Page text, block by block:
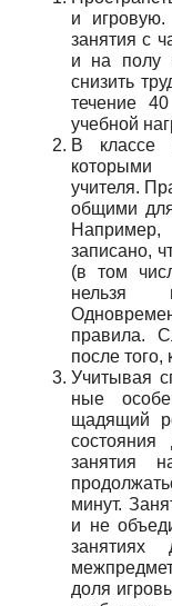
и игровую.
занятия с
и на полу
снизить
течение
учебной
В классе
учителя.
общими
записано,
(в том
нельзя
правила.
после
Учитывая
ные
щадящий
состояния
занятия
минут.
и не
занятиях
доля